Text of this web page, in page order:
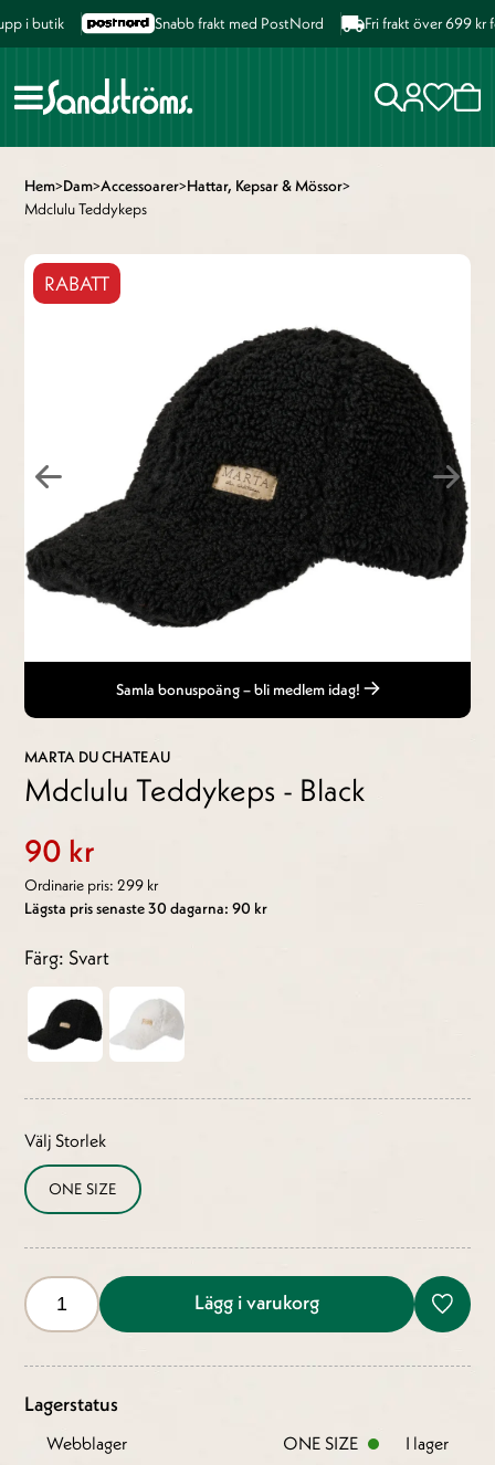
i butik Snabb frakt med PostNord Fri frakt över 699 kr
Hem>Dam>Accessoarer>Hattar, Kepsar & Mössor>
Mdclulu Teddykeps
RABATT
Samla bonuspoäng – bli medlem idag!
MARTA DU CHATEAU
Mdclulu Teddykeps - Black
90 kr
Ordinarie pris: 299 kr
Lägsta pris senaste 30 dagarna: 90 kr
Färg: Svart
Välj Storlek
ONE SIZE
Lägg i varukorg
Lagerstatus
Webblager ONE SIZE I lager